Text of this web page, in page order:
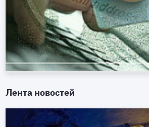
Лента новостей